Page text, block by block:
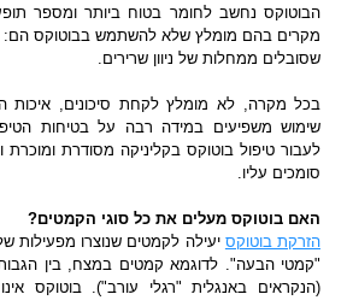
הבוטוקס נחשב לחומר בטוח ביותר ומספר
מקרים בהם מומלץ שלא להשתמש בבוטוקס הם:
שסובלים ממחלות של ניוון שרירים.
בכל מקרה, לא מומלץ לקחת סיכונים, איכות
שימוש משפיעים במידה רבה על בטיחות
לעבור טיפול בוטוקס בקליניקה מסודרת
סומכים עליו.
האם בוטוקס מעלים את כל סוגי הקמטים?
הזרקת בוטוקס יעילה לקמטים שנוצרו מפעילות
"קמטי הבעה". לדוגמא קמטים במצח, בין הגבות
(הנקראים באנגלית "רגלי עורב"). בוטוקס